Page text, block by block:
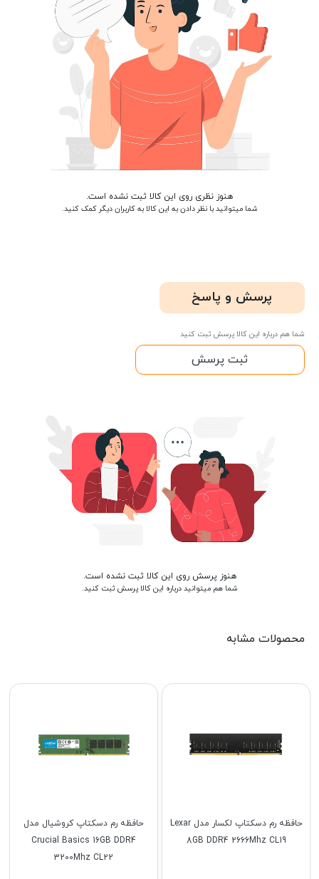
هنوز نظری روی این کالا ثبت نشده است.
شما میتوانید با نظر دادن به این کالا به کاربران دیگر کمک کنید.
پرسش و پاسخ
شما هم درباره این کالا پرسش ثبت کنید
ثبت پرسش
هنوز پرسش روی این کالا ثبت نشده است.
شما هم میتوانید درباره این کالا پرسش ثبت کنید.
محصولات مشابه
حافظه رم دسکتاپ کروشیال مدل
Crucial Basics 16GB DDR4
3200Mhz CL22
حافظه رم دسکتاپ لکسار مدل Lexar
8GB DDR4 2666Mhz CL19